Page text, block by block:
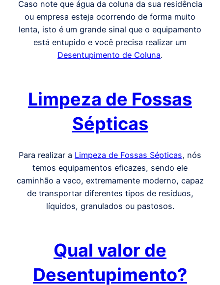
Caso note que água da coluna da sua residência
ou empresa esteja ocorrendo de forma muito
lenta, isto é um grande sinal que o equipamento
está entupido e você precisa realizar um
Desentupimento de Coluna.
Limpeza de Fossas
Sépticas
Para realizar a Limpeza de Fossas Sépticas, nós
temos equipamentos eficazes, sendo ele
caminhão a vaco, extremamente moderno, capaz
de transportar diferentes tipos de resíduos,
líquidos, granulados ou pastosos.
Qual valor de
Desentupimento?